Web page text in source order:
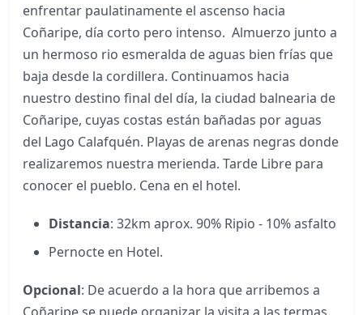
enfrentar paulatinamente el ascenso hacia
Coñaripe, día corto pero intenso. Almuerzo junto a
un hermoso rio esmeralda de aguas bien frías que
baja desde la cordillera. Continuamos hacia
nuestro destino final del día, la ciudad balnearia de
Coñaripe, cuyas costas están bañadas por aguas
del Lago Calafquén. Playas de arenas negras donde
realizaremos nuestra merienda. Tarde Libre para
conocer el pueblo. Cena en el hotel.
Distancia: 32km aprox. 90% Ripio - 10% asfalto
Pernocte en Hotel.
Opcional: De acuerdo a la hora que arribemos a